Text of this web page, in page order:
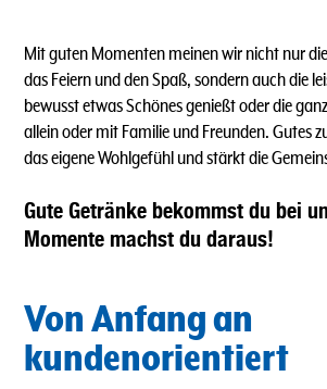
Mit guten Momenten meinen wir nicht nur
das Feiern und den Spaß, sondern auch die
bewusst etwas Schönes genießt oder die
allein oder mit Familie und Freunden. Gutes
das eigene Wohlgefühl und stärkt die
Gute Getränke bekommst du bei
Momente machst du daraus!
Von Anfang an
kundenorientiert